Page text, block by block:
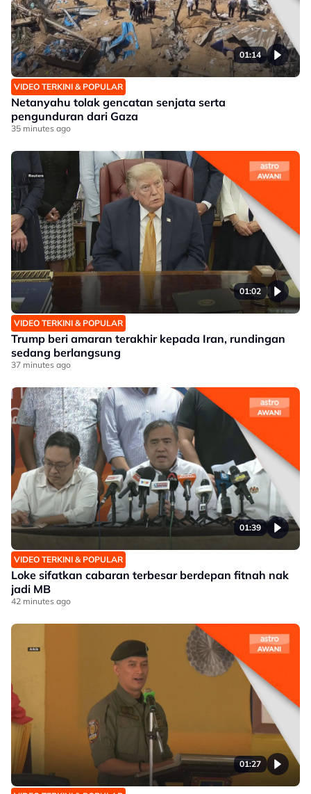
01:14
VIDEO TERKINI & POPULAR
Netanyahu tolak gencatan senjata serta
pengunduran dari Gaza
35 minutes ago
01:02
VIDEO TERKINI & POPULAR
Trump beri amaran terakhir kepada Iran, rundingan
sedang berlangsung
37 minutes ago
01:39
VIDEO TERKINI & POPULAR
Loke sifatkan cabaran terbesar berdepan fitnah nak
jadi MB
42 minutes ago
01:27